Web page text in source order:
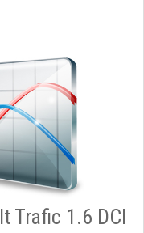
Trafic 1.6 DCI